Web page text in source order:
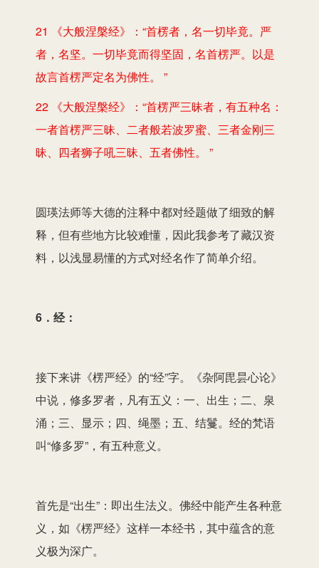
21 《大般涅槃经》：“首楞者，名一切毕竟。严
者，名坚。一切毕竟而得坚固，名首楞严。以是
故言首楞严定名为佛性。 ”
22 《大般涅槃经》：“首楞严三昧者，有五种名：
一者首楞严三昧、二者般若波罗蜜、三者金刚三
昧、四者狮子吼三昧、五者佛性。 ”
圆瑛法师等大德的注释中都对经题做了细致的解
释，但有些地方比较难懂，因此我参考了藏汉资
料，以浅显易懂的方式对经名作了简单介绍。
6．经：
接下来讲《楞严经》的“经”字。《杂阿毘昙心论》
中说，修多罗者，凡有五义：一、出生；二、泉
涌；三、显示；四、绳墨；五、结鬘。经的梵语
叫“修多罗”，有五种意义。
首先是“出生”：即出生法义。佛经中能产生各种意
义，如《楞严经》这样一本经书，其中蕴含的意
义极为深广。